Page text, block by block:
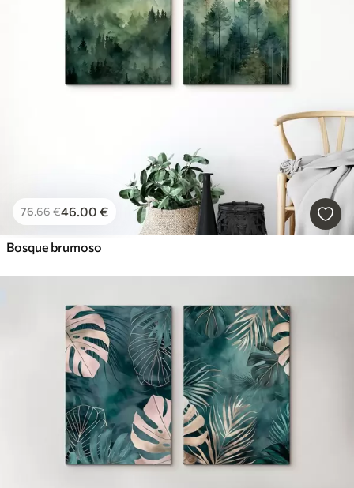
76.66€46.00 €
Bosque brumoso